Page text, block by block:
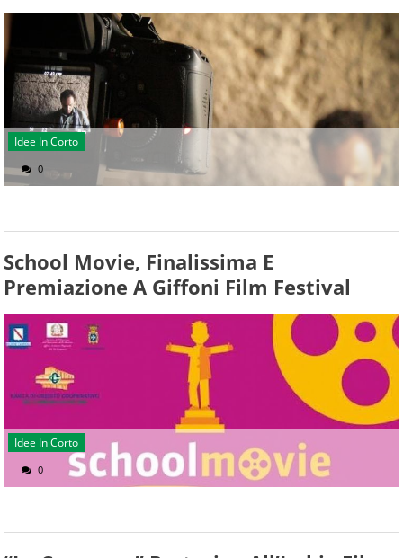
Idee In Corto
0
School Movie, Finalissima E
Premiazione A Giffoni Film Festival
Idee In Corto
0